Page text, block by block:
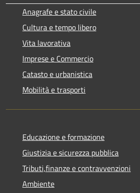
Anagrafe e stato civile
Cultura e tempo libero
Vita lavorativa
Imprese e Commercio
Catasto e urbanistica
Mobilità e trasporti
Educazione e formazione
Giustizia e sicurezza pubblica
Tributi,finanze e contravvenzioni
Ambiente